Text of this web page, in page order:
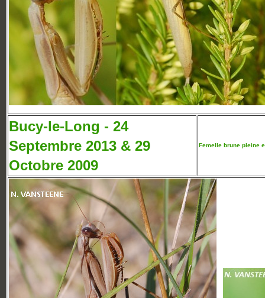
Bucy-le-Long - 24
Septembre 2013 & 29
Octobre 2009
Femelle brune pleine